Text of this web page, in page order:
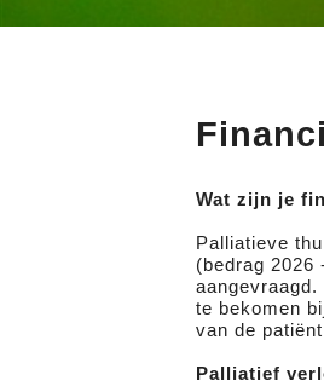
Wat zijn je
Palliatieve
(bedrag 2026
te bekomen
van de
Palliatief